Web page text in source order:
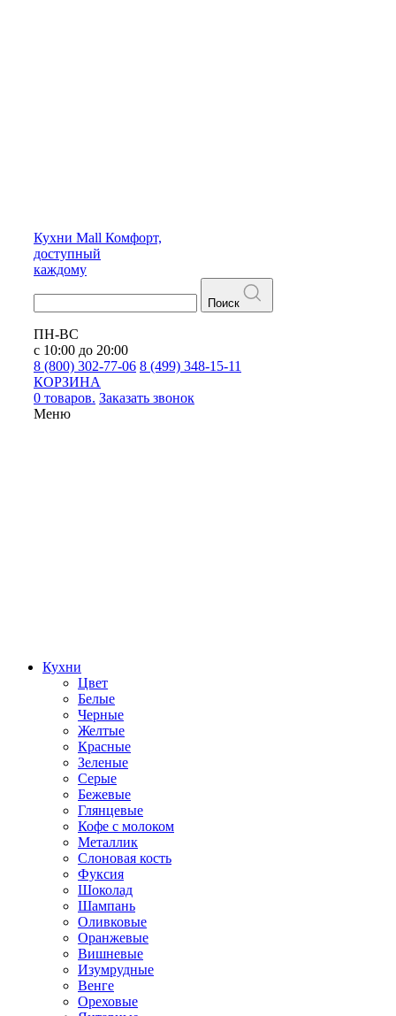
Кухни Mall Комфорт,
доступный
каждому
Поиск
ПН-ВС
с 10:00 до 20:00
8 (800) 302-77-06 8 (499) 348-15-11
КОРЗИНА
0 товаров. Заказать звонок
Меню
Кухни
Цвет
Белые
Черные
Желтые
Красные
Зеленые
Серые
Бежевые
Глянцевые
Кофе с молоком
Металлик
Слоновая кость
Фуксия
Шоколад
Шампань
Оливковые
Оранжевые
Вишневые
Изумрудные
Венге
Ореховые